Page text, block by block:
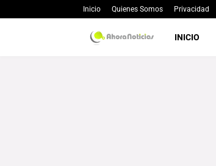
Inicio Quienes Somos Privacidad
INICIO